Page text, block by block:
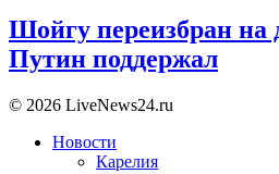
Шойгу переизбран на
Путин поддержал
© 2026 LiveNews24.ru
Новости
Карелия